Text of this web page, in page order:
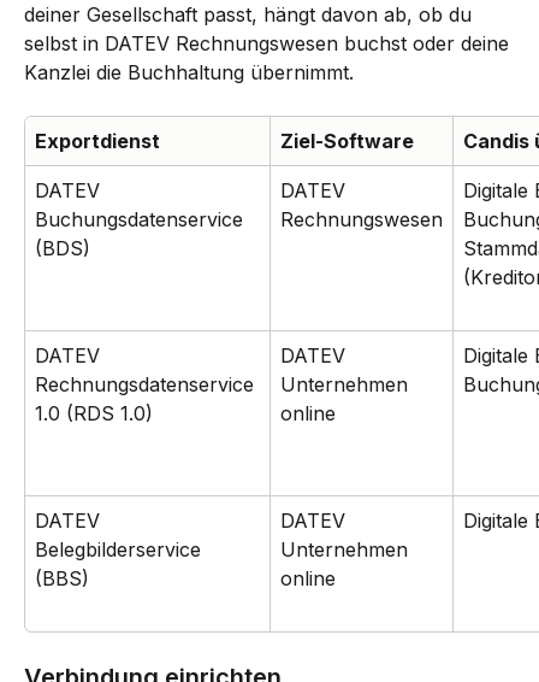
deiner Gesellschaft passt, hängt davon ab, ob du
selbst in DATEV Rechnungswesen buchst oder deine
Kanzlei die Buchhaltung übernimmt.
Exportdienst Ziel-Software Candis
DATEV
Buchungsdatenservice
(BDS)
DATEV
Rechnungswesen
Digitale
DATEV
Rechnungsdatenservice
1.0 (RDS 1.0)
DATEV
Unternehmen
online
Digitale
DATEV
Belegbilderservice
(BBS)
DATEV
Unternehmen
online
Digitale